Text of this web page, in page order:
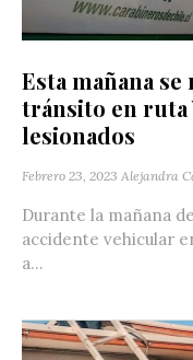
Esta mañana
tránsito en ruta
lesionados
Febrero 23, 2023 Alejandra
Durante la mañana
accidente vehicular
a...